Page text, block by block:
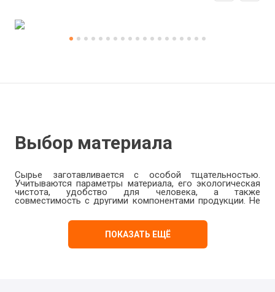
Выбор материала
Сырье заготавливается с особой тщательностью.
Учитываются параметры материала, его экологическая
чистота, удобство для человека, а также
совместимость с другими компонентами продукции. Не
соответствующие расцветки, фактуры и типы тканей.
Наполнители гипоаллергенны, безопасны. Наша офисная
мягкая мебель для посетителей (например, диваны,
пуфы) делается с учетом большой проходимости в
ПОКАЗАТЬ ЕЩЁ